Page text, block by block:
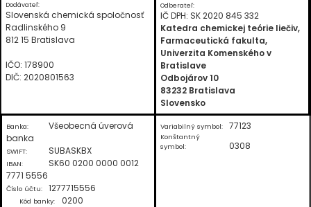
Dodávateľ:
Slovenská chemická spoločnosť
Radlinského 9
812 15 Bratislava
IČO: 178900
DIČ: 2020801563
Odberateľ:
IČ DPH: SK 2020 845 332
Katedra chemickej teórie liečiv,
Farmaceutická fakulta,
Univerzita Komenského v
Bratislave
Odbojárov 10
83232 Bratislava
Slovensko
Banka:
Všeobecná úverová
banka
SWIFT: SUBASKBX
IBAN:
SK60 0200 0000 0012
7771 5556
Číslo účtu: 1277715556
Kód banky: 0200
Variabilný symbol: 77123
Konštantný
symbol:
0308